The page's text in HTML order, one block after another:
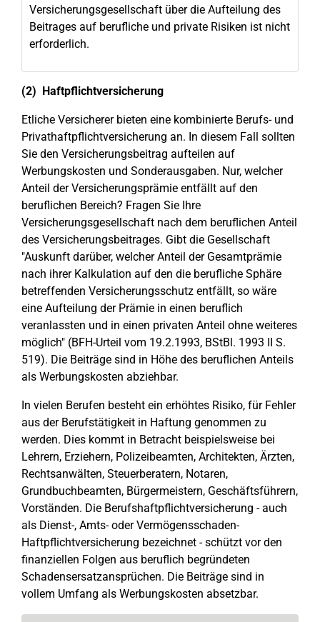
Versicherungsgesellschaft über die Aufteilung des
Beitrages auf berufliche und private Risiken ist nicht
erforderlich.
(2) Haftpflichtversicherung
Etliche Versicherer bieten eine kombinierte Berufs- und
Privathaftpflichtversicherung an. In diesem Fall sollten
Sie den Versicherungsbeitrag aufteilen auf
Werbungskosten und Sonderausgaben. Nur, welcher
Anteil der Versicherungsprämie entfällt auf den
beruflichen Bereich? Fragen Sie Ihre
Versicherungsgesellschaft nach dem beruflichen Anteil
des Versicherungsbeitrages. Gibt die Gesellschaft
"Auskunft darüber, welcher Anteil der Gesamtprämie
nach ihrer Kalkulation auf den die berufliche Sphäre
betreffenden Versicherungsschutz entfällt, so wäre
eine Aufteilung der Prämie in einen beruflich
veranlassten und in einen privaten Anteil ohne weiteres
möglich" (BFH-Urteil vom 19.2.1993, BStBl. 1993 II S.
519). Die Beiträge sind in Höhe des beruflichen Anteils
als Werbungskosten abziehbar.
In vielen Berufen besteht ein erhöhtes Risiko, für Fehler
aus der Berufstätigkeit in Haftung genommen zu
werden. Dies kommt in Betracht beispielsweise bei
Lehrern, Erziehern, Polizeibeamten, Architekten, Ärzten,
Rechtsanwälten, Steuerberatern, Notaren,
Grundbuchbeamten, Bürgermeistern, Geschäftsführern,
Vorständen. Die Berufshaftpflichtversicherung - auch
als Dienst-, Amts- oder Vermögensschaden-
Haftpflichtversicherung bezeichnet - schützt vor den
finanziellen Folgen aus beruflich begründeten
Schadensersatzansprüchen. Die Beiträge sind in
vollem Umfang als Werbungskosten absetzbar.